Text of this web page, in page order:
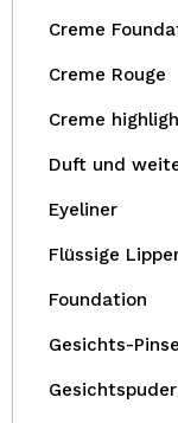
Creme
Creme Rouge
Creme
Duft und
Eyeliner
Flüssige
Foundation
Gesichts-
Gesichtspuder